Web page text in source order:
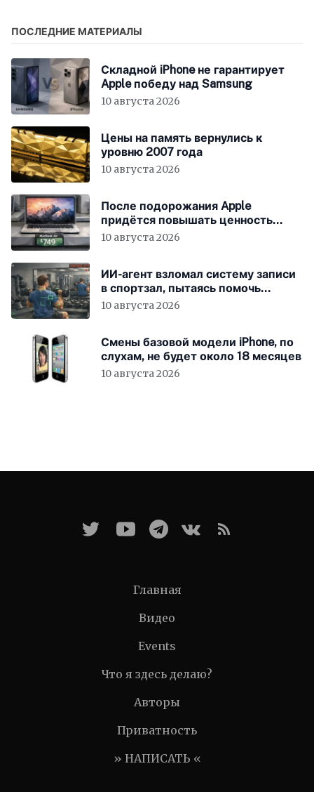
ПОСЛЕДНИЕ МАТЕРИАЛЫ
Складной iPhone не гарантирует
Apple победу над Samsung
10 августа 2026
Цены на память вернулись к
уровню 2007 года
10 августа 2026
После подорожания Apple
придётся повышать ценность
устройств
10 августа 2026
ИИ-агент взломал систему записи
в спортзал, пытаясь помочь
пользователю
10 августа 2026
Смены базовой модели iPhone, по
слухам, не будет около 18 месяцев
10 августа 2026
Главная
Видео
Events
Что я здесь делаю?
Авторы
Приватность
» НАПИСАТЬ «